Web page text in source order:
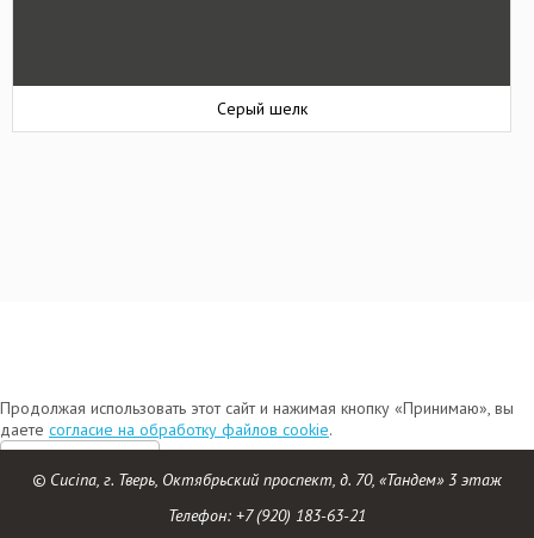
Серый шелк
© Cucina, г. Тверь, Октябрьский проспект, д. 70, «Тандем» 3 этаж
Телефон: +7 (920) 183-63-21
Продолжая использовать этот сайт и нажимая кнопку «Принимаю», вы
даете согласие на обработку файлов cookie.